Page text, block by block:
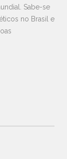
Sabe-se
no Brasil e